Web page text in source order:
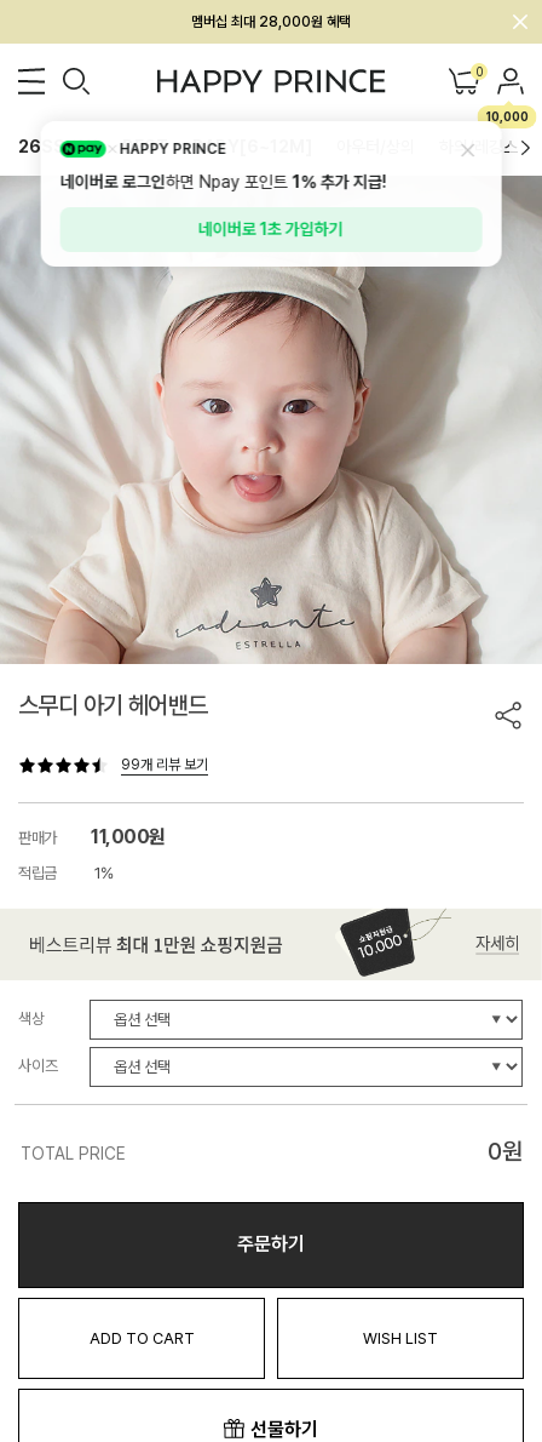
회원전용 아울렛, 가입하면 ~60% 할인!
멤버십 최대 28,000원 혜택 0
10,000
26SS 신상 BEST BABY[6~12M] 하의/레깅스
스무디 아기 헤어밴드
99개 리뷰 보기
판매가 11,000원
적립금 1%
색상
사이즈
TOTAL PRICE 0원
주문하기
ADD TO CART WISH LIST
선물하기
HAPPY PRINCE
네이버로 로그인하면 Npay 포인트1%추가 지급!
네이버로 1초 가입하기